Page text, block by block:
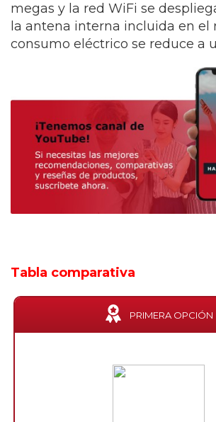
megas y la red WiFi se
la antena interna incluida en el
consumo eléctrico se reduce a
Tabla comparativa
PRIMERA OPCIÓN